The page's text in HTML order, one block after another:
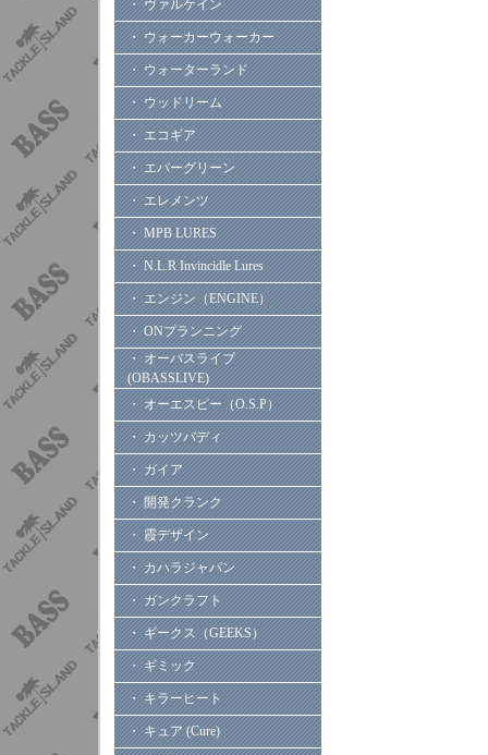
・ ヴァルケイン
・ ウォーカーウォーカー
・ ウォーターランド
・ ウッドリーム
・ エコギア
・ エバーグリーン
・ エレメンツ
・ MPB LURES
・ N.L.R Invincidle Lures
・ エンジン（ENGINE）
・ ONプランニング
・ オーバスライブ
(OBASSLIVE)
・ オーエスピー（O.S.P）
・ カッツバディ
・ ガイア
・ 開発クランク
・ 霞デザイン
・ カハラジャパン
・ ガンクラフト
・ ギークス（GEEKS）
・ ギミック
・ キラーヒート
・ キュア (Cure)